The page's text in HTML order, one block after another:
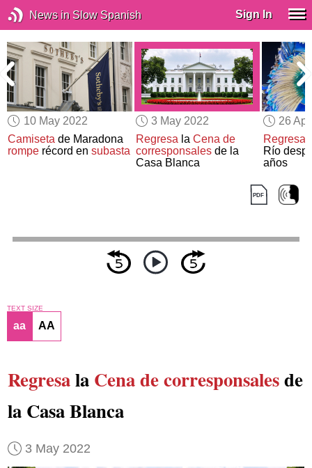
News in Slow Spanish Sign In
10 May 2022
Camiseta de Maradona
rompe récord ensubasta
3 May 2022
Regresala Cena de
corresponsalesde la
Casa Blanca
26
Regresa
Río
años
TEXT SIZE
aa AA
Regresala Cena de corresponsalesde
la Casa Blanca
3 May 2022